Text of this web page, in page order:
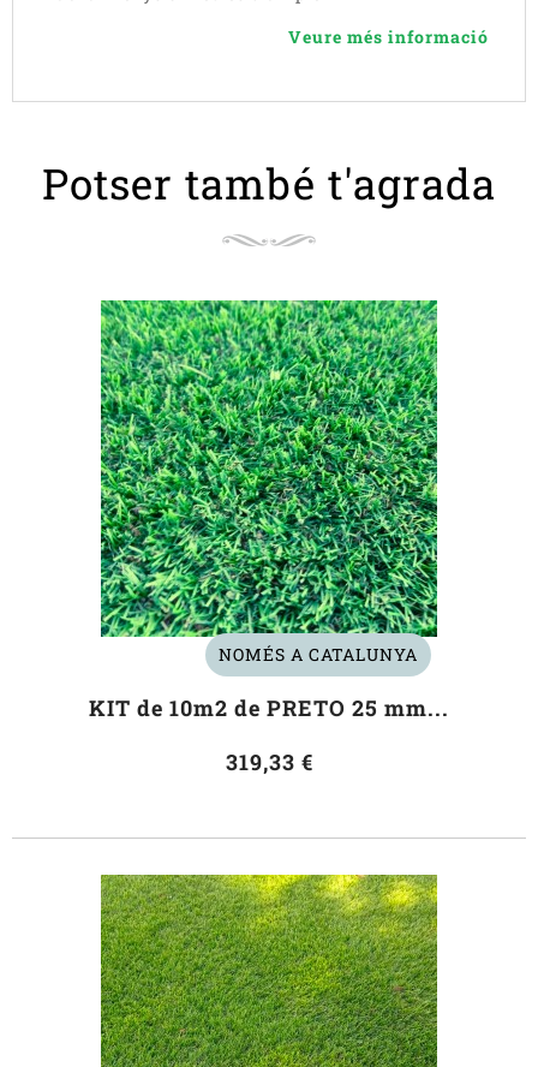
Veure més informació
Potser també t'agrada
NOMÉS A CATALUNYA
KIT de 10m2 de PRETO 25 mm...
319,33 €